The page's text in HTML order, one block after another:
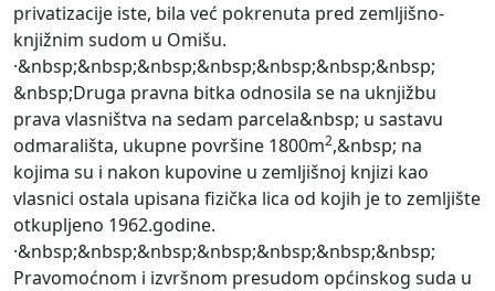
privatizacije iste, bila već pokrenuta pred zemljišno-
knjižnim sudom u Omišu.
·&nbsp;&nbsp;&nbsp;&nbsp;&nbsp;&nbsp;&nbsp;
&nbsp;Druga pravna bitka odnosila se na uknjižbu
prava vlasništva na sedam parcela&nbsp; u sastavu
odmarališta, ukupne površine 1800m2,&nbsp; na
kojima su i nakon kupovine u zemljišnoj knjizi kao
vlasnici ostala upisana fizička lica od kojih je to zemljište
otkupljeno 1962.godine.
·&nbsp;&nbsp;&nbsp;&nbsp;&nbsp;&nbsp;&nbsp;
Pravomoćnom i izvršnom presudom općinskog suda u